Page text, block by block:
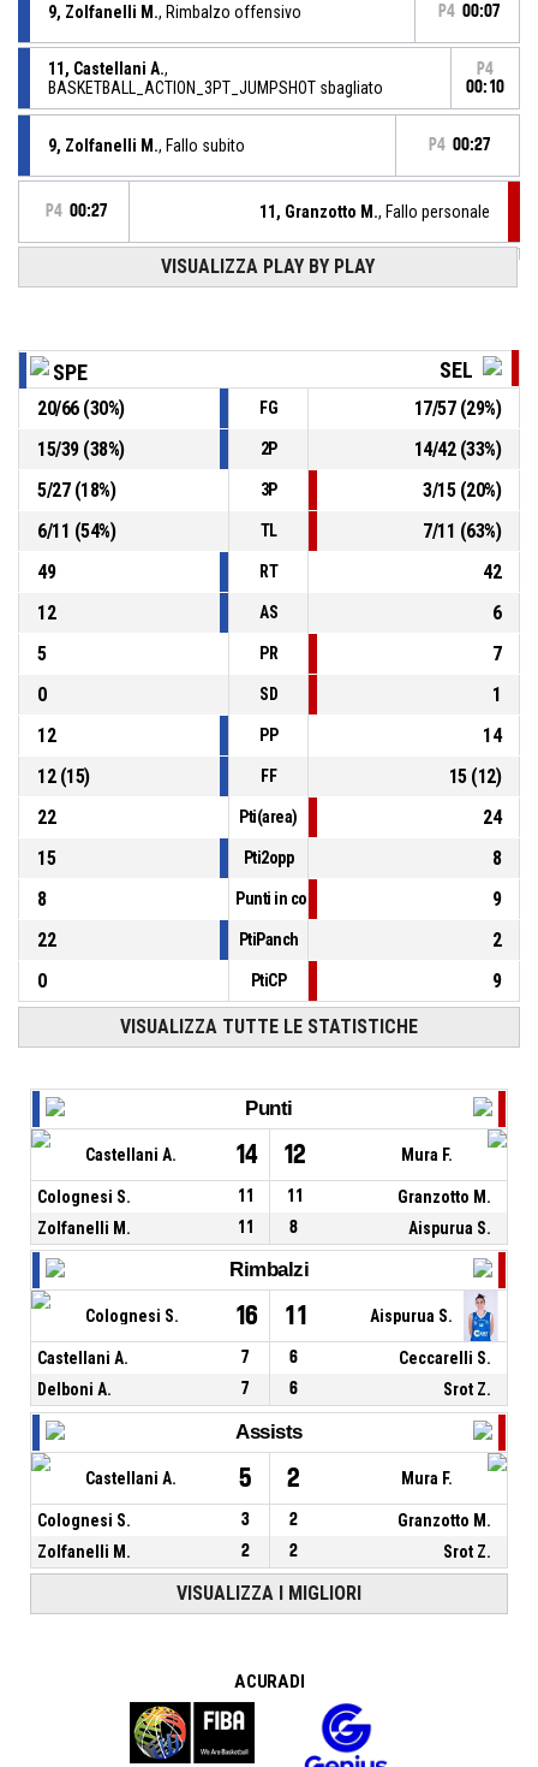
9, Zolfanelli M., Rimbalzo offensivo P4 00:07
11, Castellani A.,
BASKETBALL_ACTION_3PT_JUMPSHOT sbagliato
P4
00:10
9, Zolfanelli M., Fallo subito P4 00:27
P4 00:27 11, Granzotto M., Fallo personale
, Rimbalzo difensivo
00:35
BASKETBALL_ACTION_3PT_JUMPSHOT sbagliato
P4 00:41 1, Aispurua S. , Rimbalzo offensivo
P4 00:46 17, Ceccarelli S., 2 Punti - In appoggio sbagliato
VISUALIZZA PLAY BY PLAY
SPE SEL
20/66(30%) FG 17/57(29%)
15/39(38%) 2P 14/42(33%)
5/27(18%) 3P 3/15(20%)
6/11 (54%) TL 7/11 (63%)
49
RT
42
12
AS
6
5
PR
7
0
SD
1
12
PP
14
12(15) FF 15(12)
22
Pti(area)
24
15
Pti2opp
8
8
Punti in contropiede
9
22
PtiPanch
2
0
PtiCP 9
VISUALIZZA TUTTE LE STATISTICHE
Punti
Castellani A. 14 12 Mura F.
Colognesi S. 11 11
Granzotto M.
Zolfanelli M.
11 8 Aispurua S.
Rimbalzi
Colognesi S. 16 11 Aispurua S.
Castellani A. 7 6
Ceccarelli S.
Delboni A.
7 6 Srot Z.
Assists
Castellani A. 5 2 Mura F.
Colognesi S. 3 2
Granzotto M.
Zolfanelli M.
2 2 Srot Z.
VISUALIZZA I MIGLIORI
A CURA DI